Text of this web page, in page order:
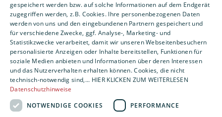
Standort
Nürnberg
gespeichert werden bzw. auf solche Informationen auf dem Endgerät
zugegriffen werden, z.B. Cookies. Ihre personenbezogenen Daten
werden von uns und den eingebundenen Partnern gespeichert und
für verschiedene Zwecke, ggf. Analyse-, Marketing- und
Statistikzwecke verarbeitet, damit wir unseren Webseitenbesuchern
personalisierte Anzeigen oder Inhalte bereitstellen, Funktionen für
soziale Medien anbieten und Informationen über deren Interessen
und das Nutzerverhalten erhalten können. Cookies, die nicht
technisch-notwendig sind,... HIER KLICKEN ZUM WEITERLESEN
Datenschutzhinweise
NOTWENDIGE COOKIES
PERFORMANCE